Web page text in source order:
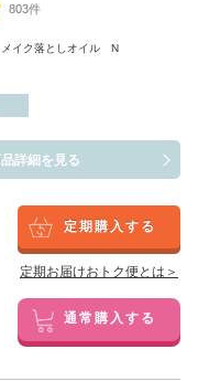
803件
イク落としオイル N
品詳細を見る
定期購入する
定期お届けおトク便とは＞
通常購入する